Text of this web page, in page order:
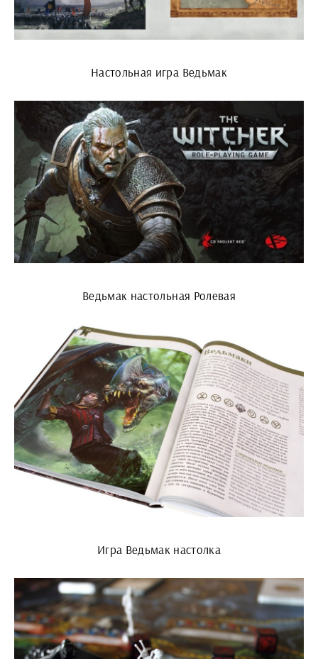
Настольная игра Ведьмак
Ведьмак настольная Ролевая
Игра Ведьмак настолка